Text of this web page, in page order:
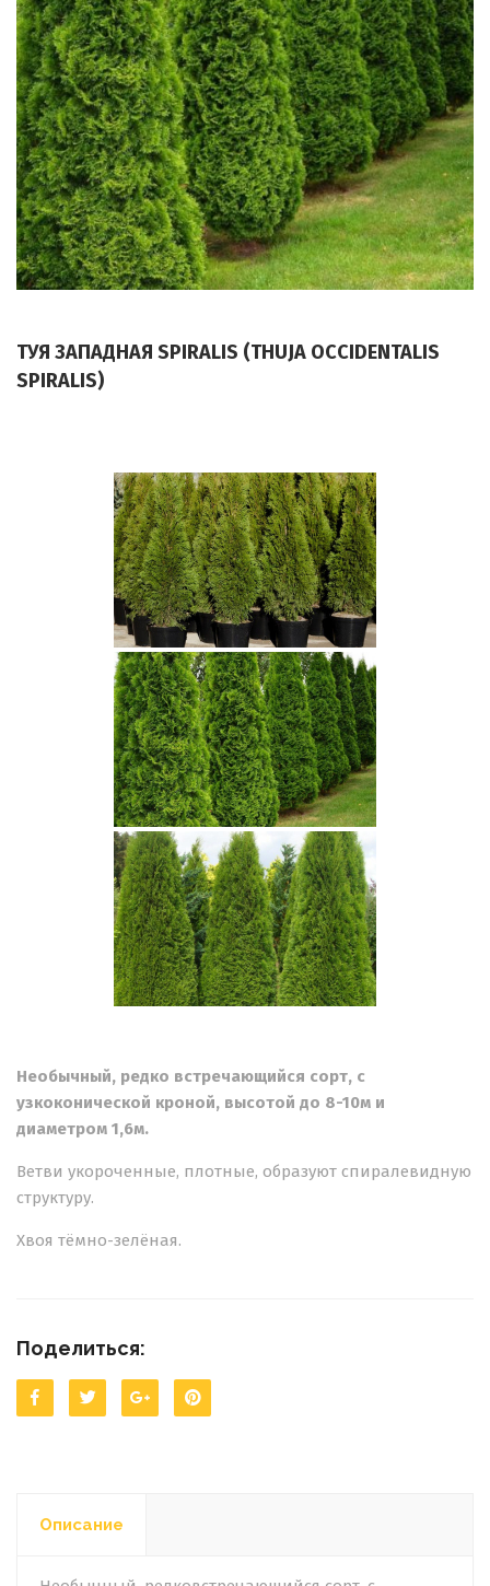
ТУЯ ЗАПАДНАЯ SPIRALIS (THUJA OCCIDENTALIS
SPIRALIS)
Необычный, редко встречающийся сорт, с
узкоконической кроной, высотой до 8-10м и
диаметром 1,6м.
Ветви укороченные, плотные, образуют спиралевидную
структуру.
Хвоя тёмно-зелёная.
Поделиться:
Описание